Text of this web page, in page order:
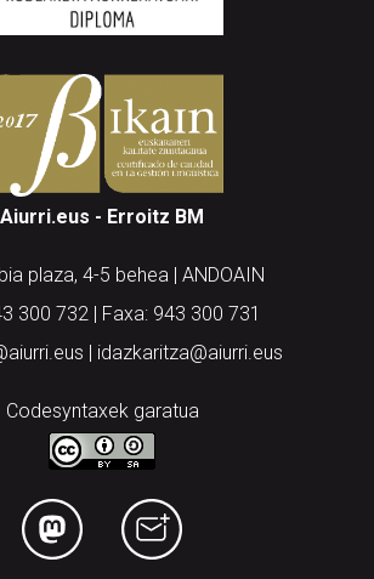
Aiurri.eus - Erroitz BM
plaza, 4-5 behea | ANDOAIN
300 732 | Faxa: 943 300 731
| idazkaritza@aiurri.eus
Codesyntaxek garatua